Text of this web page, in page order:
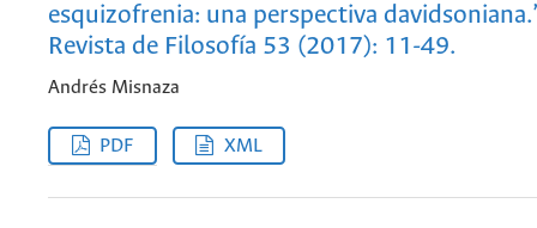
esquizofrenia: una perspectiva
Revista de Filosofía 53 (2017): 11-49.
Andrés Misnaza
PDF XML